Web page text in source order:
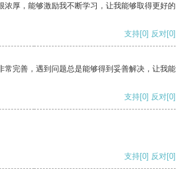
浓厚，能够激励我不断学习，让我能够取得更好的
支持[0] 反对[0]
常完善，遇到问题总是能够得到妥善解决，让我能
支持[0] 反对[0]
支持[0] 反对[0]